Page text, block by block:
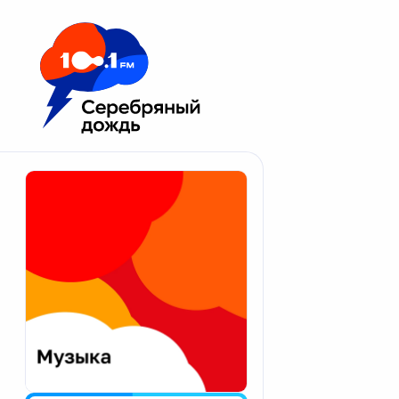
Москва 100.1 FM
Апатиты
Екатеринбург
Калининград
Калуга